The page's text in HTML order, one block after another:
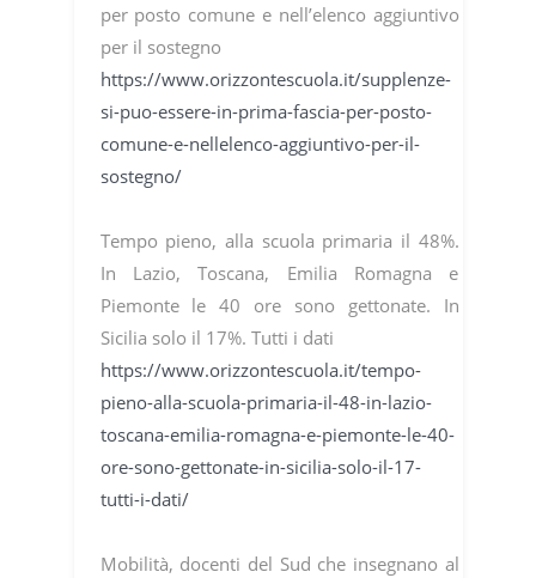
per posto comune e nell’elenco aggiuntivo
per il sostegno
https://www.orizzontescuola.it/supplenze-
si-puo-essere-in-prima-fascia-per-posto-
comune-e-nellelenco-aggiuntivo-per-il-
sostegno/
Tempo pieno, alla scuola primaria il 48%.
In Lazio, Toscana, Emilia Romagna e
Piemonte le 40 ore sono gettonate. In
Sicilia solo il 17%. Tutti i dati
https://www.orizzontescuola.it/tempo-
pieno-alla-scuola-primaria-il-48-in-lazio-
toscana-emilia-romagna-e-piemonte-le-40-
ore-sono-gettonate-in-sicilia-solo-il-17-
tutti-i-dati/
Mobilità, docenti del Sud che insegnano al